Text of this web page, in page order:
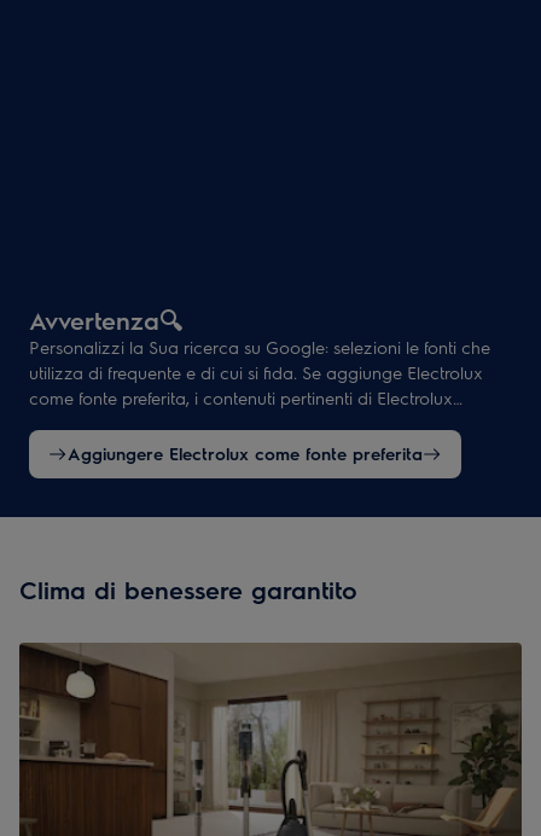
Avvertenza🔍
Personalizzi la Sua ricerca su Google: selezioni le fonti che
utilizza di frequente e di cui si fida. Se aggiunge Electrolux
come fonte preferita, i contenuti pertinenti di Electrolux
corrispondenti.
Aggiungere Electrolux come fonte preferita
Clima di benessere garantito